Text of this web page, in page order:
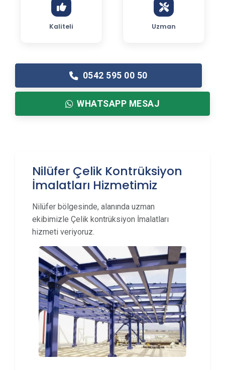
Kaliteli Uzman
0542 595 00 50
WHATSAPP MESAJ
Nilüfer Çelik Kontrüksiyon
İmalatları Hizmetimiz
Nilüfer bölgesinde, alanında uzman
ekibimizle Çelik kontrüksiyon İmalatları
hizmeti veriyoruz.